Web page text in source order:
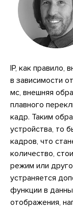
IP, как правило,
в зависимости
мс, внешняя
плавного
кадр. Таким
устройства, то
кадров, что
количество,
режим или
устраняется
функции в
отображения,